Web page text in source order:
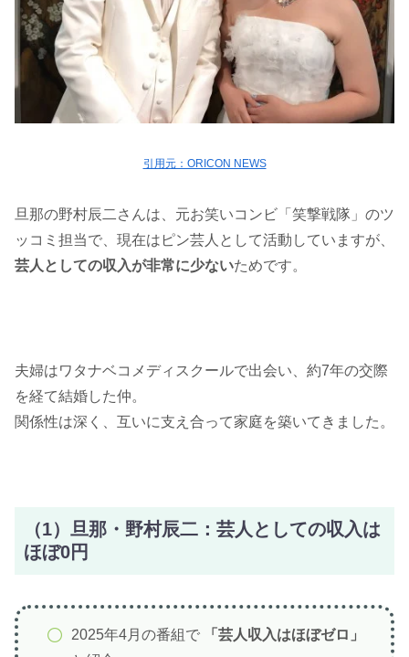
引用元：ORICON NEWS
旦那の野村辰二さんは、元お笑いコンビ「笑撃戦隊」のツ
ッコミ担当で、現在はピン芸人として活動していますが、
芸人としての収入が非常に少ないためです。
夫婦はワタナベコメディスクールで出会い、約7年の交際
を経て結婚した仲。
関係性は深く、互いに支え合って家庭を築いてきました。
（1）旦那・野村辰二：芸人としての収入は
ほぼ0円
2025年4月の番組で
「芸人収入はほぼゼロ」